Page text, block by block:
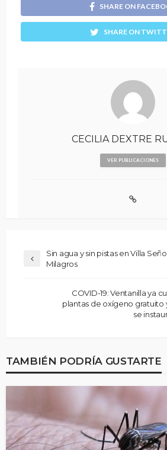
SHARE ON
SHARE ON
CECILIA DEXTRE
VER PUBLICACIONES
Sin agua y sin pistas en Villa
Milagros
COVID-19: Ventanilla ya
plantas de oxígeno gratuito
se
TAMBIÉN PODRÍA GUSTARTE